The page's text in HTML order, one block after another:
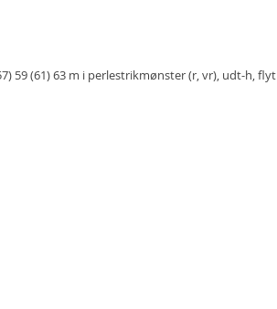
59 (61) 63 m i perlestrikmønster (r, vr), udt-h, flyt